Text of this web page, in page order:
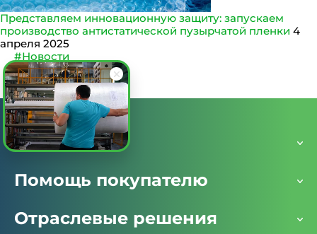
Представляем инновационную защиту: запускаем
производство антистатической пузырчатой пленки 4
апреля 2025
#Новости
Каталог
Помощь покупателю
Отраслевые решения